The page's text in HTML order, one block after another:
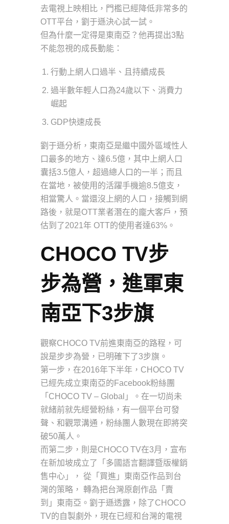
去電視上映相比，門檻已經降低非常多的
OTT平台，劉于遜決心試一試。
但為什麼一定得是東南亞？他再提出3點
不能忽視的成長動能：
行動上網人口過半、且持續成長
過半數年輕人口為24歲以下、消費力
崛起
GDP快速成長
劉于遜分析，東南亞是繼中國外區域性人
口最多的地方、達6.5億，其中上網人口
囊括3.5億人，超過總人口的一半；而且
在當地，被使用的活躍手機逾8.5億支，
相當驚人。當還沒上網的人口，接觸到網
路後，就是OTT業者潛在的龐大客戶，預
估到了2021年 OTT的使用者達63%。
CHOCO TV步
步為營，進軍東
南亞下3步旗
觀察CHOCO TV前進東南亞的路程，可
說是步步為營，已明確下了3步旗。
第一步，在2016年下半年，CHOCO TV
已經先成立東南亞的Facebook粉絲團
「CHOCO TV – Global」。在一切尚未
就緒前就先經營粉絲，有一個平台可發
聲、和觀眾溝通，粉絲團人數現在即將突
破50萬人。
而第二步，則是CHOCO TV在3月，宣布
在新加坡成立了「多國語言翻譯暨版權銷
售中心」， 從「買進」東南亞作品到台
灣的策略， 轉為把台灣原創作品「賣
到」東南亞。劉于遜透露，除了CHOCO
TV的自製劇外，現在已經和台灣的電視